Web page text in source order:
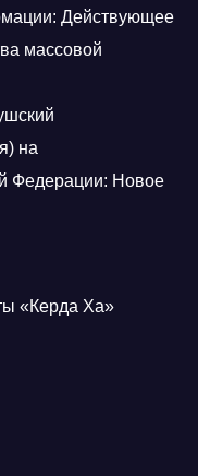
Действующее
массовой
на
Федерации: Новое
«Керда Ха»